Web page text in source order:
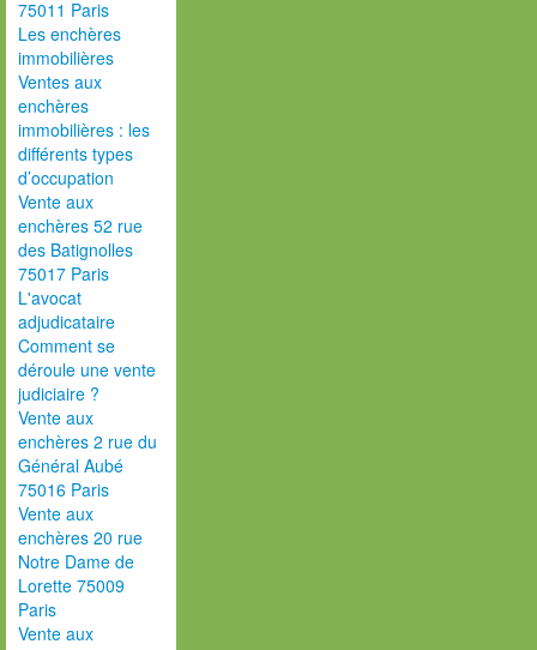
75011 Paris
Les enchères
immobilières
Ventes aux
enchères
immobilières : les
différents types
d’occupation
Vente aux
enchères 52 rue
des Batignolles
75017 Paris
L'avocat
adjudicataire
Comment se
déroule une vente
judiciaire ?
Vente aux
enchères 2 rue du
Général Aubé
75016 Paris
Vente aux
enchères 20 rue
Notre Dame de
Lorette 75009
Paris
Vente aux